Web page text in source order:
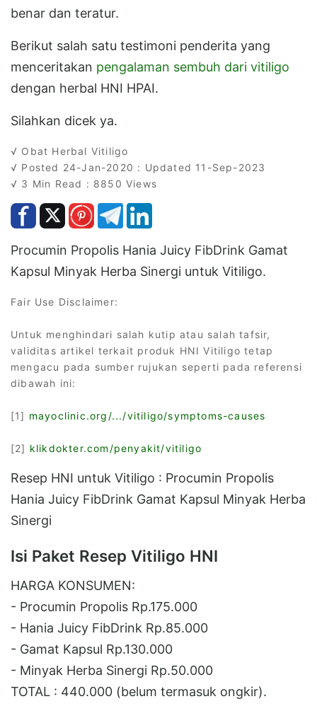
benar dan teratur.
Berikut salah satu testimoni penderita yang
menceritakan pengalaman sembuh dari vitiligo
dengan herbal HNI HPAI.
Silahkan dicek ya.
√ Obat Herbal Vitiligo
√ Posted 24-Jan-2020 : Updated 11-Sep-2023
√ 3 Min Read : 8850 Views
Procumin Propolis Hania Juicy FibDrink Gamat
Kapsul Minyak Herba Sinergi untuk Vitiligo.
Fair Use Disclaimer:
Untuk menghindari salah kutip atau salah tafsir,
validitas artikel terkait produk HNI Vitiligo tetap
mengacu pada sumber rujukan seperti pada referensi
dibawah ini:
[1] mayoclinic.org/.../vitiligo/symptoms-causes
[2] klikdokter.com/penyakit/vitiligo
Resep HNI untuk Vitiligo : Procumin Propolis
Hania Juicy FibDrink Gamat Kapsul Minyak Herba
Sinergi
Isi Paket Resep Vitiligo HNI
HARGA KONSUMEN:
- Procumin Propolis Rp.175.000
- Hania Juicy FibDrink Rp.85.000
- Gamat Kapsul Rp.130.000
- Minyak Herba Sinergi Rp.50.000
TOTAL : 440.000 (belum termasuk ongkir).